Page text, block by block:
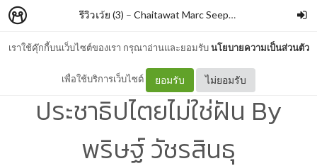
เราใช้คุ๊กกี้บนเว็บไซต์ของเรา กรุณาอ่านและยอมรับนโยบายความเป็นส่วนตัว
เพื่อใช้บริการเว็บไซต์ ยอมรับ ไม่ยอมรับ
รีวิวเว้ย (3) – Chaitawat Marc Seephongsai
DREAMOCRACY
ประชาธิปไตยไม่ใช่ฝัน By
พริษฐ์ วัชรสินธุ